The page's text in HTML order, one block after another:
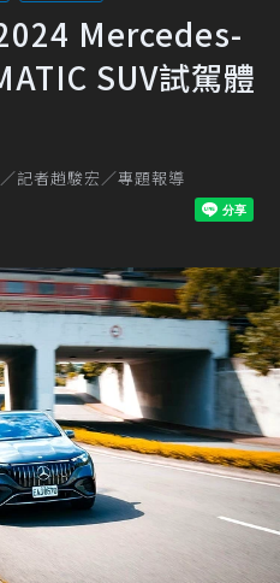
Mercedes-
SUV試駕體
記者趙駿宏／專題報導